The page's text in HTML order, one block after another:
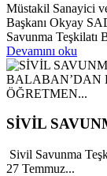
Müstakil Sanayici
Başkanı Okyay
Savunma Teşkilatı
Devamını oku
SİVİL
Sivil Savunma
27 Temmuz...